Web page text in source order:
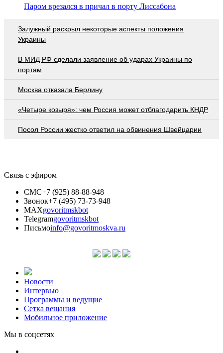
Паром врезался в причал в порту Лиссабона
Залужный раскрыл некоторые аспекты положения
Украины
В МИД РФ сделали заявление об ударах Украины по
портам
Москва отказала Берлину
«Четыре козыря»: чем Россия может отблагодарить КНДР
Посол России жестко ответил на обвинения Швейцарии
Связь с эфиром
СМС+7 (925) 88-88-948
Звонок+7 (495) 73-73-948
MAXgovoritmskbot
Telegramgovoritmskbot
Письмоinfo@govoritmoskva.ru
Новости
Интервью
Программы и ведущие
Сетка вещания
Мобильное приложение
Мы в соцсетях